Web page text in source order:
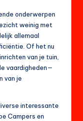
onderwerpen
weinig met
allemaal
Of het nu
van je tuin,
vaardigheden—
van je
interessante
Campers en